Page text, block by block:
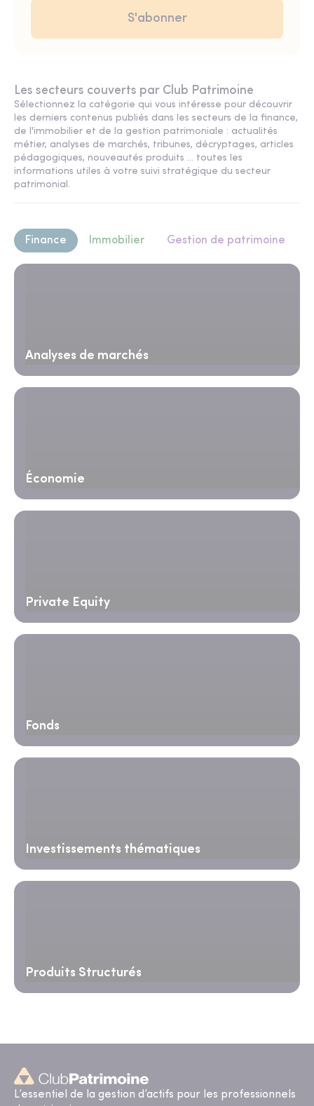
Les secteurs couverts par Club Patrimoine
Sélectionnez la catégorie qui vous intéresse pour découvrir
les derniers contenus publiés dans les secteurs de la finance,
de l'immobilier et de la gestion patrimoniale : actualités
métier, analyses de marchés, tribunes, décryptages, articles
pédagogiques, nouveautés produits ... toutes les
informations utiles à votre suivi stratégique du secteur
patrimonial.
Finance Immobilier Gestion de patrimoine
Analyses de marchés
Économie
Private Equity
Fonds
Investissements thématiques
Produits Structurés
L’essentiel de la gestion d’actifs pour les professionnels